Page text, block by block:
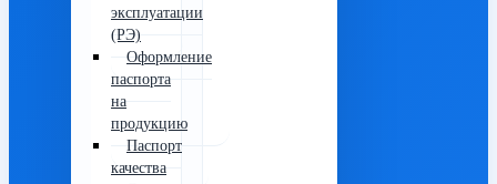
эксплуатации
(РЭ)
Оформление
паспорта
на
продукцию
Паспорт
качества